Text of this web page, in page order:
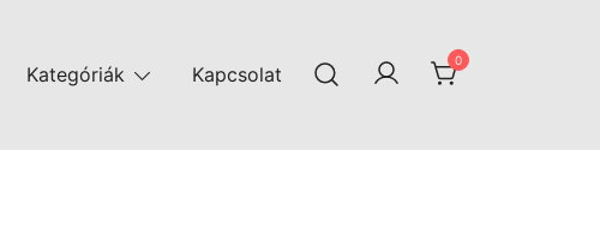
Kategóriák Kapcsolat
0